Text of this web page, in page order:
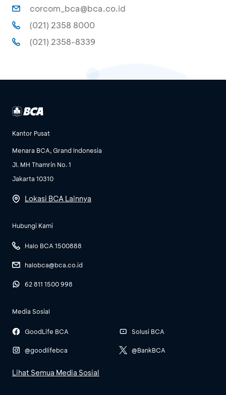
corcom_bca@bca.co.id
(021) 2358 8000
(021) 2358-8339
Kantor Pusat
Menara BCA, Grand Indonesia
Jl. MH Thamrin No. 1
Jakarta 10310
Lokasi BCA Lainnya
Hubungi Kami
Halo BCA 1500888
halobca@bca.co.id
62 811 1500 998
Media Sosial
GoodLife BCA
@goodlifebca
Solusi BCA
@BankBCA
Lihat Semua Media Sosial